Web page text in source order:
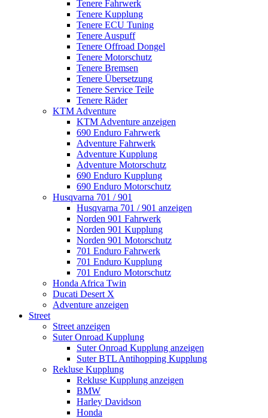
Tenere Fahrwerk
Tenere Kupplung
Tenere ECU Tuning
Tenere Auspuff
Tenere Offroad Dongel
Tenere Motorschutz
Tenere Bremsen
Tenere Übersetzung
Tenere Service Teile
Tenere Räder
KTM Adventure
KTM Adventure anzeigen
690 Enduro Fahrwerk
Adventure Fahrwerk
Adventure Kupplung
Adventure Motorschutz
690 Enduro Kupplung
690 Enduro Motorschutz
Husqvarna 701 / 901
Husqvarna 701 / 901 anzeigen
Norden 901 Fahrwerk
Norden 901 Kupplung
Norden 901 Motorschutz
701 Enduro Fahrwerk
701 Enduro Kupplung
701 Enduro Motorschutz
Honda Africa Twin
Ducati Desert X
Adventure anzeigen
Street
Street anzeigen
Suter Onroad Kupplung
Suter Onroad Kupplung anzeigen
Suter BTL Antihopping Kupplung
Rekluse Kupplung
Rekluse Kupplung anzeigen
BMW
Harley Davidson
Honda